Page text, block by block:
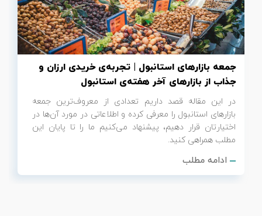
جمعه بازارهای استانبول | تجربه‌ی خریدی ارزان و
جذاب از بازارهای آخر هفته‌ی استانبول
در این مقاله قصد داریم تعدادی از معروف‌ترین جمعه
بازارهای استانبول را معرفی کرده و اطلاعاتی در مورد آن‌ها در
اختیارتان قرار دهیم، پیشنهاد می‌کنیم ما را تا پایان این
مطلب همراهی کنید.
ادامه مطلب
تور سوباتان
تور چابهار
تور مرداب هسل
تور کاشان
تور اصفهان